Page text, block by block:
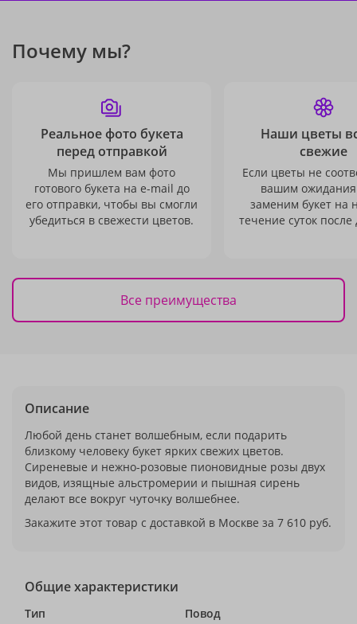
Почему мы?
Реальное фото букета
перед отправкой
Мы пришлем вам фото
готового букета на e-mail до
его отправки, чтобы вы смогли
убедиться в свежести цветов.
Наши цветы
свежие
Если цветы не
вашим
заменим букет на
течение суток после
Все преимущества
Описание
Любой день станет волшебным, если подарить
близкому человеку букет ярких свежих цветов.
Сиреневые и нежно-розовые пионовидные розы двух
видов, изящные альстромерии и пышная сирень
делают все вокруг чуточку волшебнее.
Закажите этот товар с доставкой в Москве за 7 610 руб.
Общие характеристики
Тип
Повод